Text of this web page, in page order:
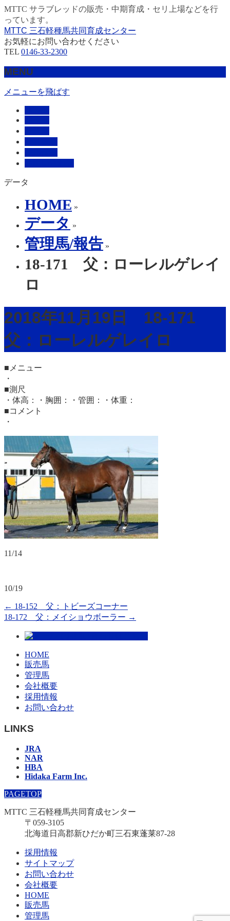
MTTC サラブレッドの販売・中期育成・セリ上場などを行
っています。
MTTC 三石軽種馬共同育成センター
お気軽にお問い合わせください
TEL 0146-33-2300
MENU
メニューを飛ばす
データ
HOME »
データ »
管理馬/報告 »
18-171 父：ローレルゲレイ
ロ
2018年11月19日 18-171
父：ローレルゲレイロ
■メニュー
・
■測尺
・体高：・胸囲：・管囲：・体重：
■コメント
・
11/14
10/19
← 18-152 父：トビーズコーナー
18-172 父：メイショウボーラー →
HOME
販売馬
管理馬
会社概要
採用情報
お問い合わせ
LINKS
JRA
NAR
HBA
Hidaka Farm Inc.
PAGETOP
MTTC 三石軽種馬共同育成センター
〒059-3105
北海道日高郡新ひだか町三石東蓬莱87-28
採用情報
サイトマップ
お問い合わせ
会社概要
HOME
販売馬
管理馬